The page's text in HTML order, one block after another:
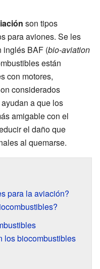
son tipos
para aviones. Se les
inglés BAF (bio-aviation
están
con motores,
considerados
a que los
amigable con el
el daño que
al quemarse.
para la aviación?
los biocombustibles